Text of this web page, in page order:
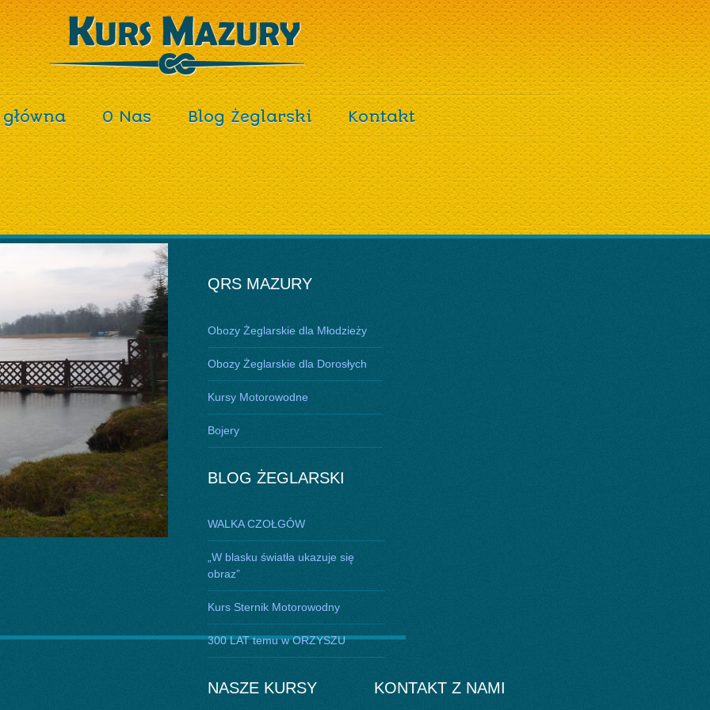
O Nas Blog Żeglarski Kontakt
QRS MAZURY
Obozy Żeglarskie dla Młodzieży
Obozy Żeglarskie dla Dorosłych
Kursy Motorowodne
Bojery
BLOG ŻEGLARSKI
WALKA CZOŁGÓW
„W blasku światła ukazuje się
obraz”
Kurs Sternik Motorowodny
300 LAT temu w ORZYSZU
NASZE KURSY KONTAKT Z NAMI